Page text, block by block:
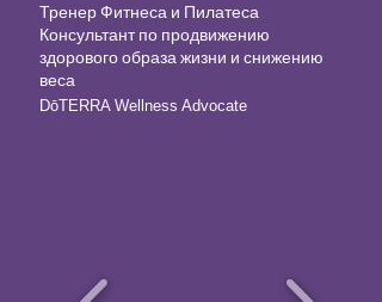
Тренер Фитнеса и Пилатеса
Консультант по продвижению
здорового образа жизни и снижению
веса
DōTERRA Wellness Advocate